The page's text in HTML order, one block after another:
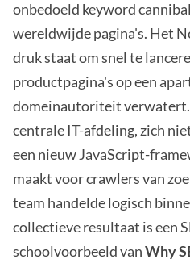
onbedoeld keyword
wereldwijde pagina's. Het
druk staat om snel te
productpagina's op een
domeinautoriteit
centrale IT-afdeling, zich
een nieuw JavaScript-
maakt voor crawlers van
team handelde logisch
collectieve resultaat is een
schoolvoorbeeld vanWhy